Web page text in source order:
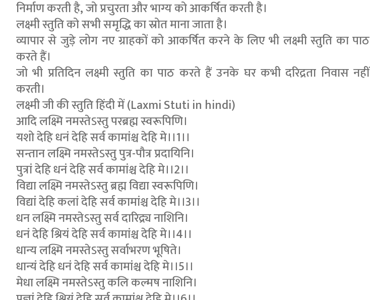
निर्माण करती है, जो प्रचुरता और भाग्य को आकर्षित करती है।
लक्ष्मी स्तुति को सभी समृद्धि का स्रोत माना जाता है।
व्यापार से जुड़े लोग नए ग्राहकों को आकर्षित करने के लिए भी लक्ष्मी स्तुति का पाठ
करते हैं।
जो भी प्रतिदिन लक्ष्मी स्तुति का पाठ करते हैं उनके घर कभी दरिद्रता निवास नहीं
करती।
लक्ष्मी जी की स्तुति हिंदी में (Laxmi Stuti in hindi)
आदि लक्ष्मि नमस्तेऽस्तु परब्रह्म स्वरूपिणि।
यशो देहि धनं देहि सर्व कामांश्च देहि मे।।1।।
सन्तान लक्ष्मि नमस्तेऽस्तु पुत्र-पौत्र प्रदायिनि।
पुत्रां देहि धनं देहि सर्व कामांश्च देहि मे।।2।।
विद्या लक्ष्मि नमस्तेऽस्तु ब्रह्म विद्या स्वरूपिणि।
विद्यां देहि कलां देहि सर्व कामांश्च देहि मे।।3।।
धन लक्ष्मि नमस्तेऽस्तु सर्व दारिद्र्य नाशिनि।
धनं देहि श्रियं देहि सर्व कामांश्च देहि मे।।4।।
धान्य लक्ष्मि नमस्तेऽस्तु सर्वाभरण भूषिते।
धान्यं देहि धनं देहि सर्व कामांश्च देहि मे।।5।।
मेधा लक्ष्मि नमस्तेऽस्तु कलि कल्मष नाशिनि।